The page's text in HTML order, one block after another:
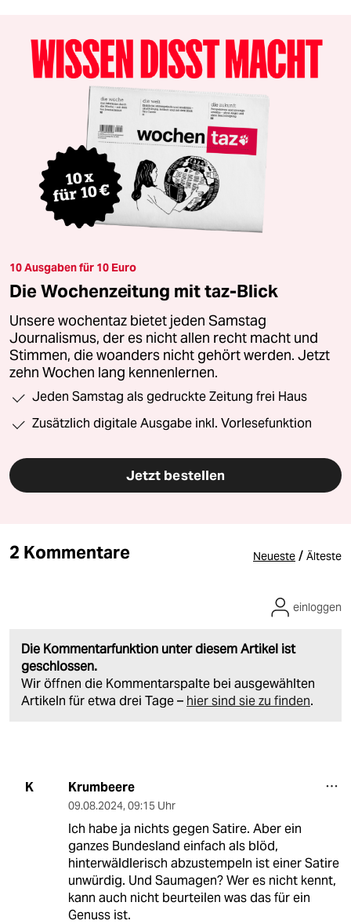
10 Ausgaben für 10 Euro
Die Wochenzeitung mit taz-Blick
Unsere wochentaz bietet jeden Samstag
Journalismus, der es nicht allen recht macht und
Stimmen, die woanders nicht gehört werden. Jetzt
zehn Wochen lang kennenlernen.
Jeden Samstag als gedruckte Zeitung frei Haus
Zusätzlich digitale Ausgabe inkl. Vorlesefunktion
Jetzt bestellen
2 Kommentare Neueste / Älteste
Die Kommentarfunktion unter diesem Artikel ist
geschlossen.
Wir öffnen die Kommentarspalte bei ausgewählten
Artikeln für etwa drei Tage – hier sind sie zu finden.
einloggen
K Krumbeere
09.08.2024, 09:15 Uhr
Ich habe ja nichts gegen Satire. Aber ein
ganzes Bundesland einfach als blöd,
hinterwäldlerisch abzustempeln ist einer Satire
unwürdig. Und Saumagen? Wer es nicht kennt,
kann auch nicht beurteilen was das für ein
Genuss ist.